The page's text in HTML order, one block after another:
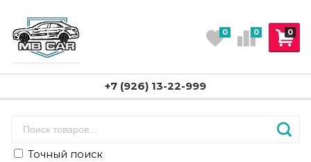
0
0 0
+7 (926) 13-22-999
Точный поиск